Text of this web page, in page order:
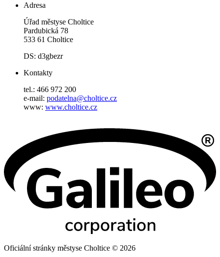
Adresa
Úřad městyse Choltice
Pardubická 78
533 61 Choltice
DS: d3gbezr
Kontakty
tel.: 466 972 200
e-mail: podatelna@choltice.cz
www: www.choltice.cz
Oficiální stránky městyse Choltice © 2026